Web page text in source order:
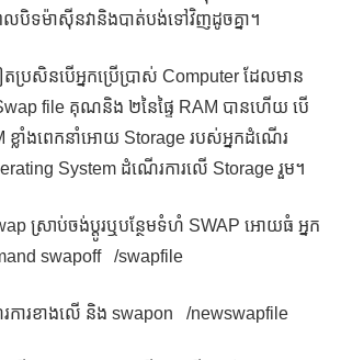
លបិទម៉ាស៊ីនវានិងបាត់បង់ទៅវិញដូចគ្នា។
រសិនបើអ្នកប្រើប្រាស់ Computer ដែលមាន
file គុណនិង ២នៃផ្ទៃ RAM បានហើយ បើ
ខ្លាំងពេកនាំអោយ Storage របស់អ្នកដំណើរ
System ដំណើរការលើ Storage រួម។
ស្រាប់ចង់ប្តូរឬបន្ថែមទំហំ SWAP អោយធំ អ្នក
swapoff /swapfile
ការខាងលើ និង swapon /newswapfile